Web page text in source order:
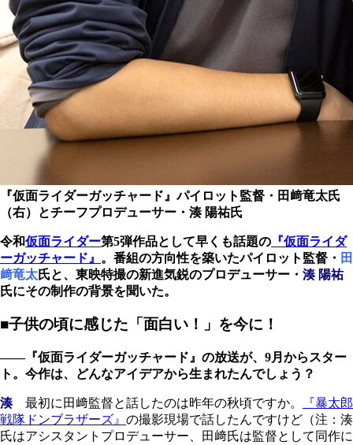
『仮面ライダーガッチャード』パイロット監督・田﨑竜太氏
（右）とチーフプロデューサー・湊 陽祐氏
令和仮面ライダー第5弾作品として早くも話題の 『仮面ライダ
ーガッチャード』 。番組の方向性を築いたパイロット監督・ 田
﨑竜太氏と、東映特撮の新進気鋭のプロデューサー・ 湊 陽祐
氏にその制作の背景を聞いた。
■子供の頃に感じた「面白い！」を今に！
――『仮面ライダーガッチャード』の放送が、9月からスター
ト。今作は、どんなアイデアから生まれたんでしょう？
湊最初に田﨑監督と話したのは昨年の秋頃ですか。
『暴太郎
戦隊ドンブラザーズ』 の撮影現場で話したんですけど（注：湊
氏はアシスタントプロデューサー、田﨑氏は監督として同作に